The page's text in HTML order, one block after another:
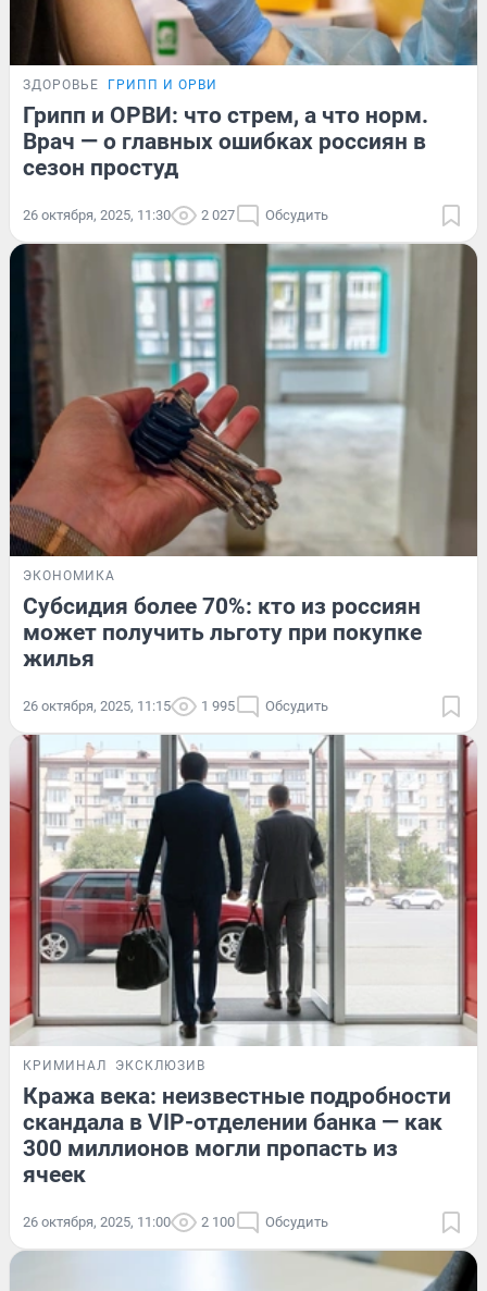
ЗДОРОВЬЕ ГРИПП И ОРВИ
Грипп и ОРВИ: что стрем, а что норм.
Врач — о главных ошибках россиян в
сезон простуд
26 октября, 2025, 11:30 2 027 Обсудить
ЭКОНОМИКА
Субсидия более 70%: кто из россиян
может получить льготу при покупке
жилья
26 октября, 2025, 11:15 1 995 Обсудить
КРИМИНАЛ ЭКСКЛЮЗИВ
Кража века: неизвестные подробности
скандала в VIP-отделении банка — как
300 миллионов могли пропасть из
ячеек
26 октября, 2025, 11:00 2 100 Обсудить